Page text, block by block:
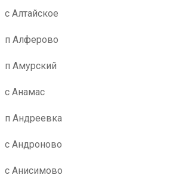
с Алтайское
п Алферово
п Амурский
с Анамас
п Андреевка
с Андроново
с Анисимово